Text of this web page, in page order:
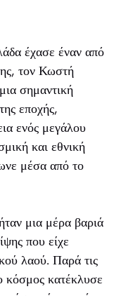
έχασε έναν από
τον Κωστή
σημαντική
εποχής,
ενός μεγάλου
και εθνική
μέσα από το
μια μέρα βαριά
που είχε
λαού. Παρά τις
κόσμος κατέκλυσε